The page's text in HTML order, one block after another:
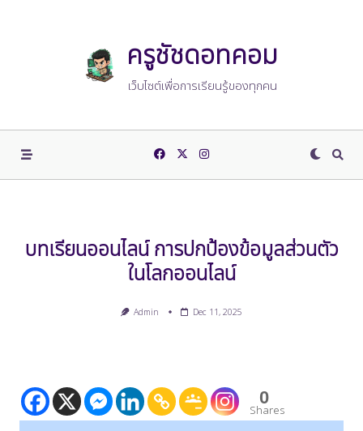
ครูชัชดอทคอม
เว็บไซต์เพื่อการเรียนรู้ของทุกคน
บทเรียนออนไลน์ การปกป้องข้อมูลส่วนตัว
ในโลกออนไลน์
Admin Dec 11, 2025
0
Shares